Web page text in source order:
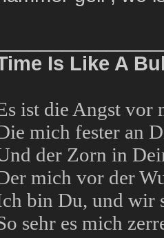
Is Like A
ist die Angst vor
mich fester an
der Zorn in
mich vor der
bin Du, und wir
sehr es mich